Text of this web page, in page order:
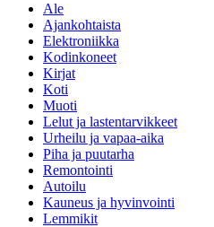
Ale
Ajankohtaista
Elektroniikka
Kodinkoneet
Kirjat
Koti
Muoti
Lelut ja lastentarvikkeet
Urheilu ja vapaa-aika
Piha ja puutarha
Remontointi
Autoilu
Kauneus ja hyvinvointi
Lemmikit